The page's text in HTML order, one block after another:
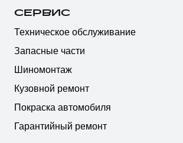
СЕРВИС
Техническое обслуживание
Запасные части
Шиномонтаж
Кузовной ремонт
Покраска автомобиля
Гарантийный ремонт